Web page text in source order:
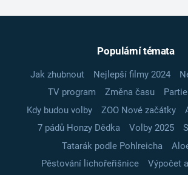
Populární témata
Jak zhubnout Nejlepší filmy 2024
TV program
Změna času Partie
Kdy budou volby
ZOO Nové začátky
7 pádů Honzy Dědka
Volby 2025
Tatarák podle Pohlreicha
Pěstování lichořeřišnice
Výpočet